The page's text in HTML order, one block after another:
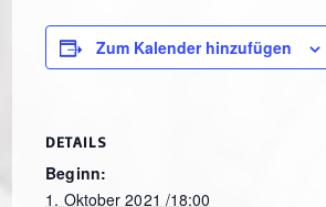
Zum Kalender hinzufügen
DETAILS
Beginn:
1. Oktober 2021 /18:00